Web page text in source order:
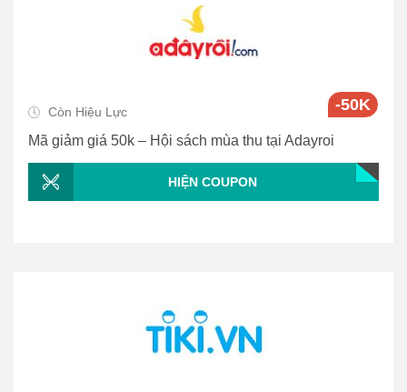
Còn Hiệu Lực -50K
Mã giảm giá 50k – Hội sách mùa thu tại Adayroi
HIỆN COUPON